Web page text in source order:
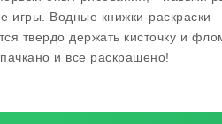
игры. Водные книжки-раскраски
твердо держать кисточку и
и все раскрашено!